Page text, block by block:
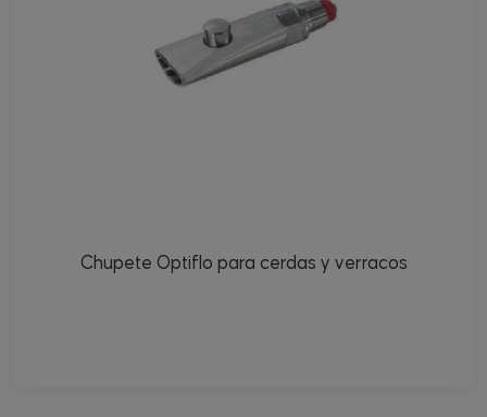
Chupete Optiflo para cerdas y verracos